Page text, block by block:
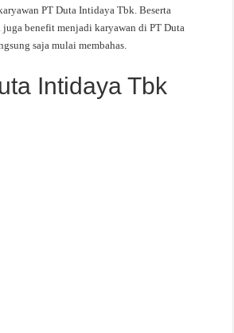
PT Duta Intidaya Tbk. Beserta
benefit menjadi karyawan di PT Duta
saja mulai membahas.
Intidaya Tbk